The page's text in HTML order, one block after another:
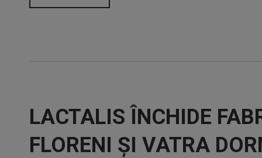
LACTALIS ÎNCHIDE
FLORENI ȘI VATRA